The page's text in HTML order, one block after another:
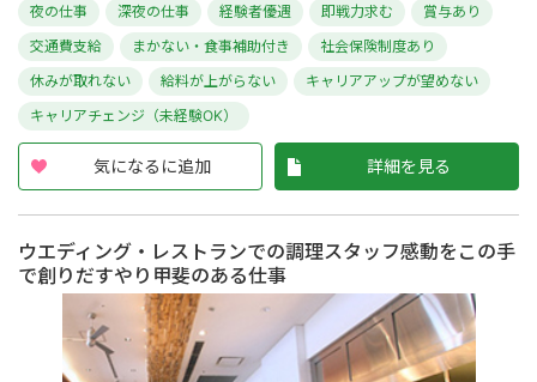
夜の仕事
深夜の仕事 経験者優遇 即戦力求む
賞与あり
交通費支給
まかない・食事補助付き
社会保険制度あり
休みが取れない
給料が上がらない
キャリアアップが望めない
キャリアチェンジ（未経験OK）
気になるに追加 詳細を見る
ウエディング・レストランでの調理スタッフ感動をこの手
で創りだすやり甲斐のある仕事